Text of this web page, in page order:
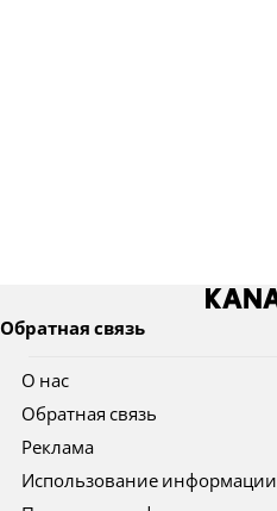
Обратная связь
О нас
Обратная связь
Реклама
Использование информации